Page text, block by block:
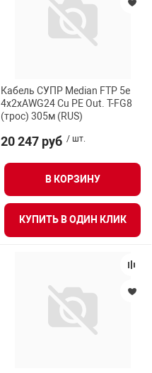
Кабель СУПР Median FTP 5e
4x2xAWG24 Cu PE Out. T-FG8
(трос) 305м (RUS)
20 247 руб / шт.
В КОРЗИНУ
КУПИТЬ В ОДИН КЛИК